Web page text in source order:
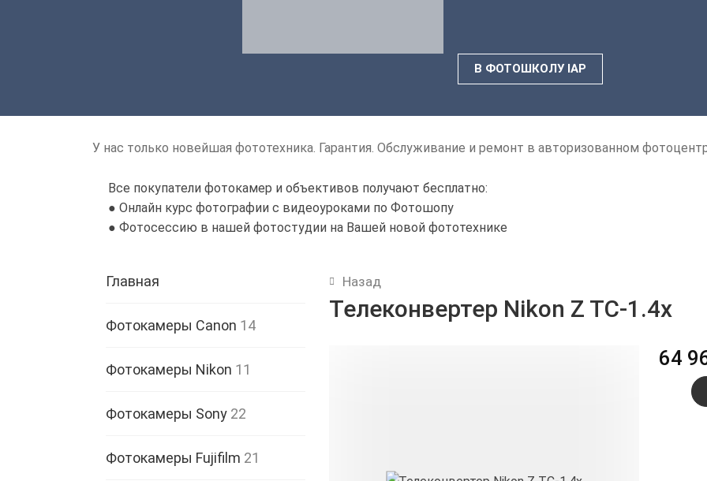
В ФОТОШКОЛУ IAP
У нас только новейшая фототехника. Гарантия. Обслуживание и ремонт в авторизованном
Все покупатели фотокамер и объективов получают бесплатно:
● Онлайн курс фотографии с видеоуроками по Фотошопу
● Фотосессию в нашей фотостудии на Вашей новой фототехнике
Главная
Фотокамеры Canon 14
Фотокамеры Nikon 11
Фотокамеры Sony 22
Фотокамеры Fujifilm 21
Назад
Телеконвертер Nikon Z TC-1.4x
64